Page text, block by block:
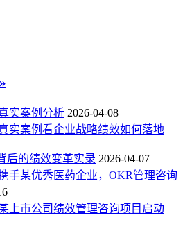
实案例分析 2026-04-08
实案例看企业战略绩效如何落地
后的绩效变革实录 2026-04-07
手某优秀医药企业，OKR管理咨询
上市公司绩效管理咨询项目启动